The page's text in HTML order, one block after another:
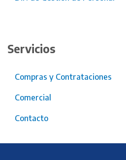
Servicios
Compras y Contrataciones
Comercial
Contacto